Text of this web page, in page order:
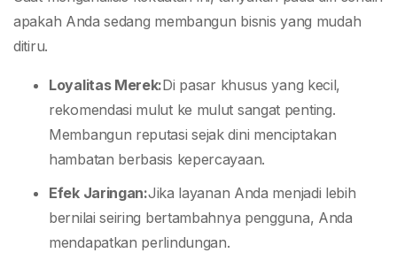
apakah Anda sedang membangun bisnis yang mudah
ditiru.
Loyalitas Merek:Di pasar khusus yang kecil,
rekomendasi mulut ke mulut sangat penting.
Membangun reputasi sejak dini menciptakan
hambatan berbasis kepercayaan.
Efek Jaringan:Jika layanan Anda menjadi lebih
bernilai seiring bertambahnya pengguna, Anda
mendapatkan perlindungan.